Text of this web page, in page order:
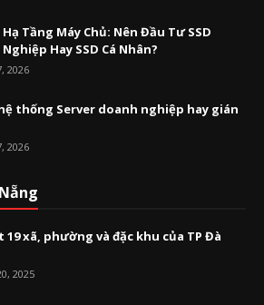
Tầng Máy Chủ: Nên Đầu Tư SSD
Hay SSD Cá Nhân?
2026
thống Server doanh nghiệp hay gián
2026
19 xã, phường và đặc khu của TP Đà
2025